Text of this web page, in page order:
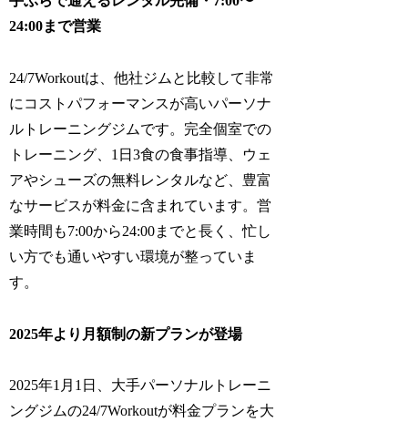
24:00まで営業
24/7Workoutは、他社ジムと比較して非常
にコストパフォーマンスが高いパーソナ
ルトレーニングジムです。完全個室での
トレーニング、1日3食の食事指導、ウェ
アやシューズの無料レンタルなど、豊富
なサービスが料金に含まれています。営
業時間も7:00から24:00までと長く、忙し
い方でも通いやすい環境が整っていま
す。
2025年より月額制の新プランが登場
2025年1月1日、大手パーソナルトレーニ
ングジムの24/7Workoutが料金プランを大